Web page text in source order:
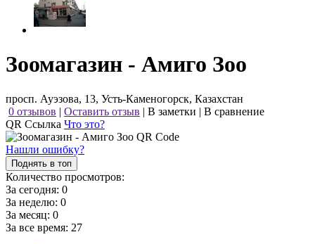
Зоомагазин - Амиго Зоо
просп. Ауэзова, 13, Усть-Каменогорск, Казахстан
0 отзывов | Оставить отзыв | В заметки | В сравнение
QR Ссылка Что это?
Нашли ошибку?
Поднять в топ
Количество просмотров:
За сегодня: 0
За неделю: 0
За месяц: 0
За все время: 27